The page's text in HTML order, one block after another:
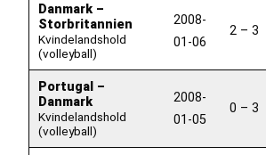
Danmark –
Storbritannien
Kvindelandshold
(volleyball)
2008-
01-06
2 – 3
Portugal –
Danmark
Kvindelandshold
(volleyball)
2008-
01-05
0 – 3